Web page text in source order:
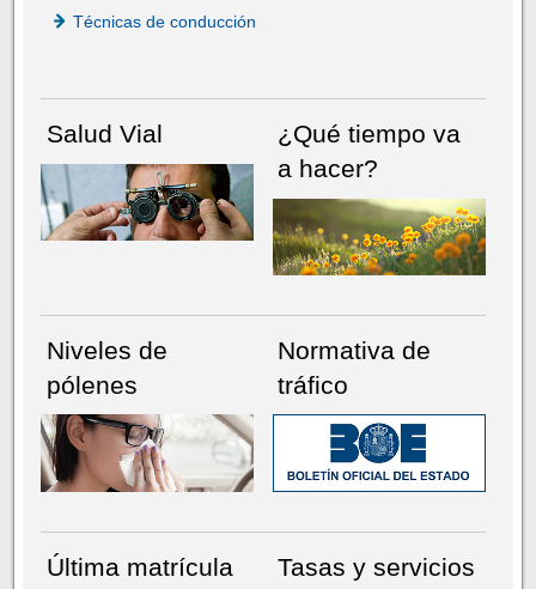
Técnicas de conducción
Salud Vial
¿Qué tiempo va
a hacer?
Niveles de
pólenes
Normativa de
tráfico
Última matrícula
Tasas y servicios